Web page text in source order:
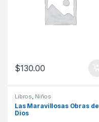
$130.00
Libros Niños
Las Maravillosas Obras de
Dios